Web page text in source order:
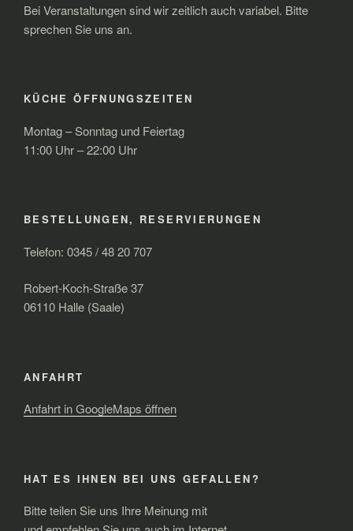
Bei Veranstaltungen sind wir zeitlich auch variabel. Bitte
sprechen Sie uns an.
KÜCHE ÖFFNUNGSZEITEN
Montag – Sonntag und Feiertag
11:00 Uhr – 22:00 Uhr
BESTELLUNGEN, RESERVIERUNGEN
Telefon: 0345 / 48 20 707
Robert-Koch-Straße 37
06110 Halle (Saale)
ANFAHRT
Anfahrt in GoogleMaps öffnen
HAT ES IHNEN BEI UNS GEFALLEN?
Bitte teilen Sie uns Ihre Meinung mit